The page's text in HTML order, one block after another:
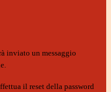
inviato un messaggio
il reset della password